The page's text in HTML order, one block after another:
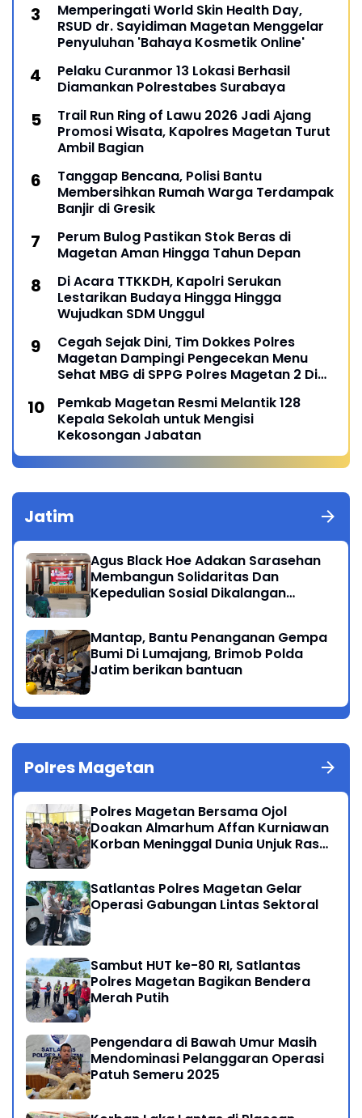
Memperingati World Skin Health Day,
RSUD dr. Sayidiman Magetan Menggelar
Penyuluhan 'Bahaya Kosmetik Online'
Pelaku Curanmor 13 Lokasi Berhasil
Diamankan Polrestabes Surabaya
Trail Run Ring of Lawu 2026 Jadi Ajang
Promosi Wisata, Kapolres Magetan Turut
Ambil Bagian
Tanggap Bencana, Polisi Bantu
Membersihkan Rumah Warga Terdampak
Banjir di Gresik
Perum Bulog Pastikan Stok Beras di
Magetan Aman Hingga Tahun Depan
Di Acara TTKKDH, Kapolri Serukan
Lestarikan Budaya Hingga Hingga
Wujudkan SDM Unggul
Cegah Sejak Dini, Tim Dokkes Polres
Magetan Dampingi Pengecekan Menu
Sehat MBG di SPPG Polres Magetan 2 Di
Pemkab Magetan Resmi Melantik 128
Kepala Sekolah untuk Mengisi
Kekosongan Jabatan
Jatim
Agus Black Hoe Adakan Sarasehan
Membangun Solidaritas Dan
Kepedulian Sosial Dikalangan
Mantap, Bantu Penanganan Gempa
Bumi Di Lumajang, Brimob Polda
Jatim berikan bantuan
Polres Magetan
Polres Magetan Bersama Ojol
Doakan Almarhum Affan Kurniawan
Korban Meninggal Dunia Unjuk Rasa
Satlantas Polres Magetan Gelar
Operasi Gabungan Lintas Sektoral
Sambut HUT ke-80 RI, Satlantas
Polres Magetan Bagikan Bendera
Merah Putih
Pengendara di Bawah Umur Masih
Mendominasi Pelanggaran Operasi
Patuh Semeru 2025